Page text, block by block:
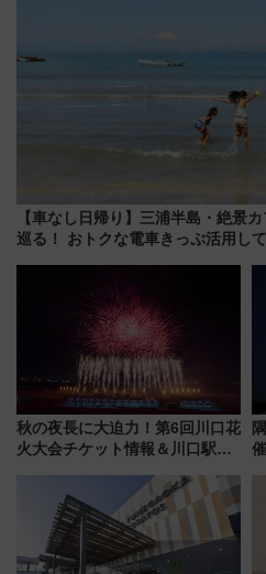
【車なし日帰り】三浦半島・絶景
巡る！ おトクな電車きっぷ活用し
秋の夜長に大迫力！第6回川口花
火大会チケット情報＆川口駅か